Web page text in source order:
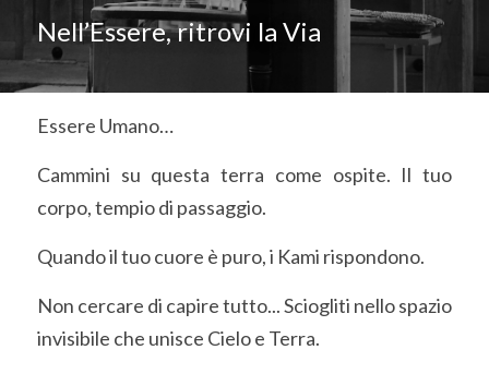
Reiki Tradizionale
Gokai
Caposcuola
Insegnanti
Sedi
Operatori
Trattamenti
Trattamenti
Trattamenti a Distanza
Usui Teate
Corsi
Testimonianze
Eventi
Locandine
Luoghi Reiki
Blog
Nell’Essere, ritrovi la Via
Essere Umano…
Cammini su questa terra come ospite. Il tuo
corpo, tempio di passaggio.
Quando il tuo cuore è puro, i Kami rispondono.
Non cercare di capire tutto... Sciogliti nello spazio
invisibile che unisce Cielo e Terra.